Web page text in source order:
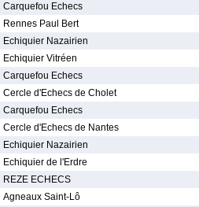
Carquefou Echecs
Rennes Paul Bert
Echiquier Nazairien
Echiquier Vitréen
Carquefou Echecs
Cercle d'Echecs de Cholet
Carquefou Echecs
Cercle d'Echecs de Nantes
Echiquier Nazairien
Echiquier de l'Erdre
REZE ECHECS
Agneaux Saint-Lô